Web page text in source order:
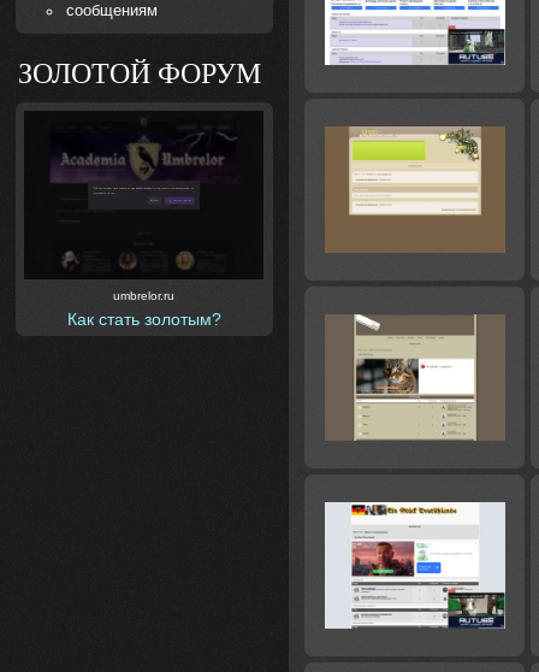
сообщениям
ЗОЛОТОЙ ФОРУМ
umbrelor.ru
Как стать золотым?